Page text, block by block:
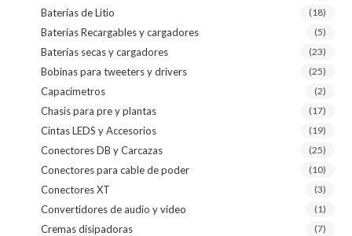
Baterías de Litio (18)
Baterías Recargables y cargadores (5)
Baterías secas y cargadores (23)
Bobinas para tweeters y drivers (25)
Capacímetros (2)
Chasis para pre y plantas (17)
Cintas LEDS y Accesorios (19)
Conectores DB y Carcazas (25)
Conectores para cable de poder (10)
Conectores XT (3)
Convertidores de audio y video (1)
Cremas disipadoras (7)